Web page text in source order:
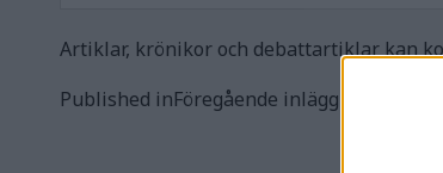
Artiklar, krönikor och debattartiklar kan
Inläggsnavigering
Published inFöregående inlägg